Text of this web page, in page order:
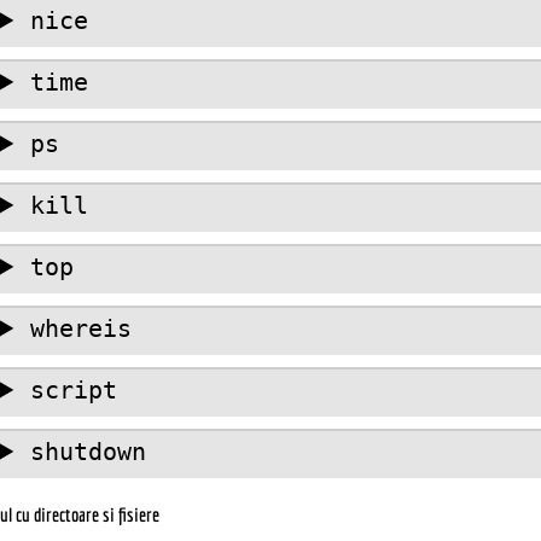
nice
time
ps
kill
top
whereis
script
shutdown
cu directoare si fisiere